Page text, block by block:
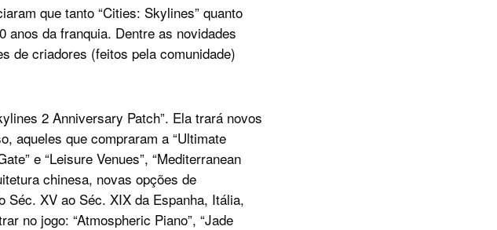
que tanto “Cities: Skylines” quanto
anos da franquia. Dentre as novidades
de criadores (feitos pela comunidade)
2 Anniversary Patch”. Ela trará novos
aqueles que compraram a “Ultimate
e “Leisure Venues”, “Mediterranean
chinesa, novas opções de
Séc. XV ao Séc. XIX da Espanha, Itália,
no jogo: “Atmospheric Piano”, “Jade